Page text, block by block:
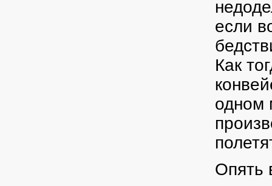
если
Как
одном
Опять